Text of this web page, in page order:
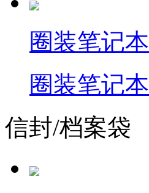
圈装笔记本
圈装笔记本
信封/档案袋